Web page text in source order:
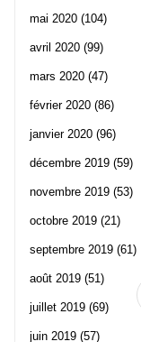
mai 2020 (104)
avril 2020 (99)
mars 2020 (47)
février 2020 (86)
janvier 2020 (96)
décembre 2019 (59)
novembre 2019 (53)
octobre 2019 (21)
septembre 2019 (61)
août 2019 (51)
juillet 2019 (69)
juin 2019 (57)